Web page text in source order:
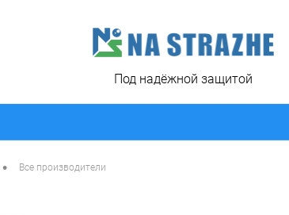
Под надёжной защитой
• Все производители